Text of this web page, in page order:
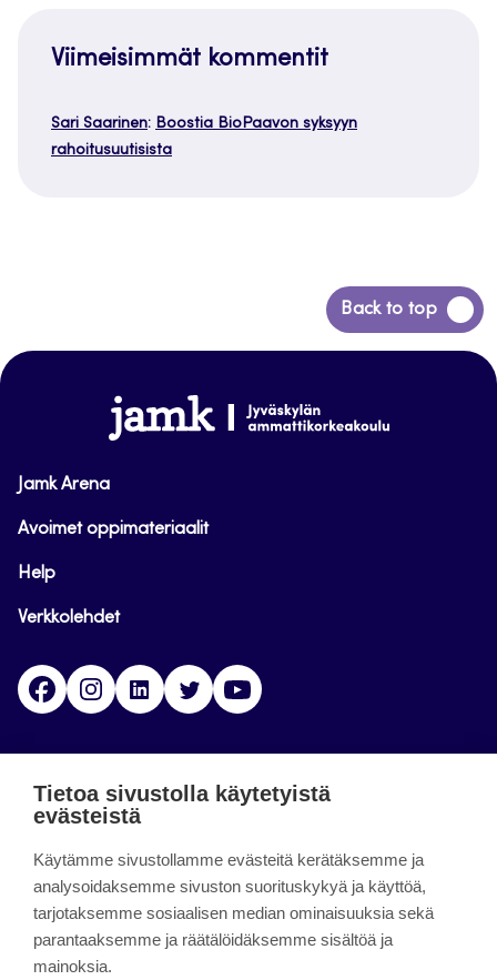
Viimeisimmät kommentit
Sari Saarinen: Boostia BioPaavon syksyyn
rahoitusuutisista
Back to top
Siirry
takaisin
www.jamk.fi
Jamk Arena
Avoimet oppimateriaalit
Help
Verkkolehdet
FacebookInstagramLinkedinTwitter
päättynyt 11.9.2023.
About the site
Käyttöehdot
Tietoa sivustolla käytetyistä
evästeistä
Käytämme sivustollamme evästeitä kerätäksemme ja
analysoidaksemme sivuston suorituskykyä ja käyttöä,
tarjotaksemme sosiaalisen median ominaisuuksia sekä
parantaaksemme ja räätälöidäksemme sisältöä ja
mainoksia.